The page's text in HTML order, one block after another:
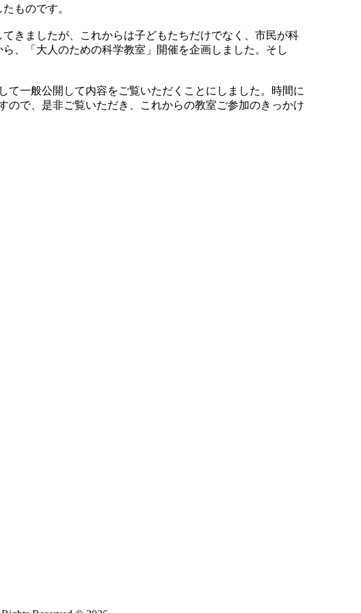
ものです。
きましたが、これからは子どもたちだけでなく、市民が科
、「大人のための科学教室」開催を企画しました。そし
一般公開して内容をご覧いただくことにしました。時間に
ので、是非ご覧いただき、これからの教室ご参加のきっかけ